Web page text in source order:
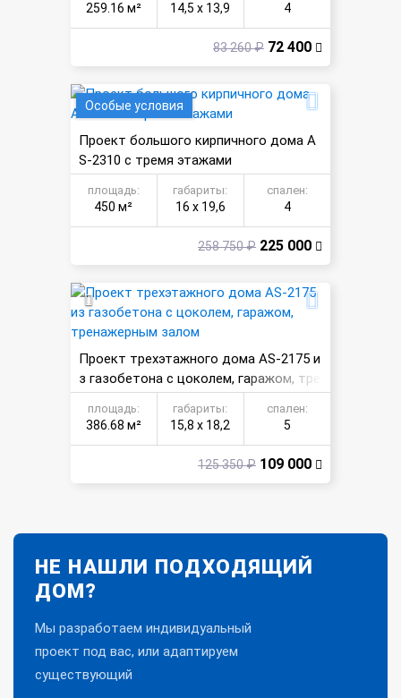
259.16 м² 14,5 х 13,9 4
83 260 ₽ 72 400
Особые условия
Проект большого кирпичного дома A
S-2310 с тремя этажами
площадь:
450 м²
габариты:
16 х 19,6
спален:
4
258 750 ₽ 225 000
Проект трехэтажного дома AS-2175 и
з газобетона с цоколем, гаражом, тре
нажерным залом
площадь:
386.68 м²
габариты:
15,8 х 18,2
спален:
5
125 350 ₽ 109 000
НЕ НАШЛИ ПОДХОДЯЩИЙ
ДОМ?
Мы разработаем индивидуальный
проект под вас, или адаптируем
существующий